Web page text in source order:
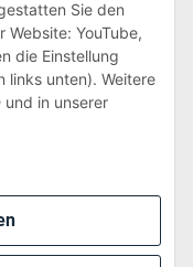
Sie den
Website: YouTube,
die Einstellung
links unten). Weitere
und in unserer